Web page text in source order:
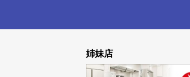
姉妹店